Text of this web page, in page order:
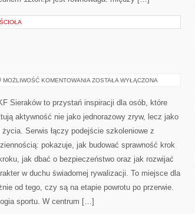
MOŻLIWOŚĆ KOMENTOWANIA TRENING
ZOSTAŁA WYŁĄCZONA
Sieraków to przystań inspiracji dla osób, które
aktywność nie jako jednorazowy zryw, lecz jako
Serwis łączy podejście szkoleniowe z
pokazuje, jak budować sprawność krok
jak dbać o bezpieczeństwo oraz jak rozwijać
w duchu świadomej rywalizacji. To miejsce dla
od tego, czy są na etapie powrotu po przerwie.
sportu. W centrum […]